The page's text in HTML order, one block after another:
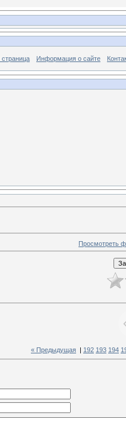
страница Информация о сайте
Просмотреть
« Предыдущая 192 193 194